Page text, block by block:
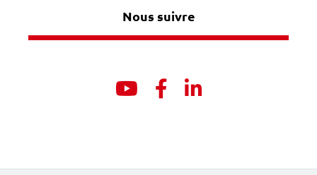
Nous suivre
YoutubeFacebook
Linkedin